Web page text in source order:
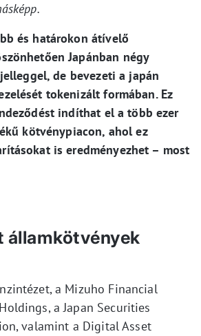
és határokon átívelő
Japánban négy
de bevezeti a japán
tokenizált formában. Ez
indíthat el a több ezer
kötvénypiacon, ahol ez
is eredményezhet – most
államkötvények
a Mizuho Financial
a Japan Securities
valamint a Digital Asset